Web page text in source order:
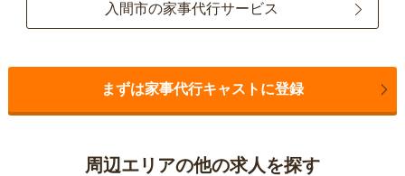
入間市の家事代行サービス
まずは家事代行キャストに登録
周辺エリアの他の求人を探す